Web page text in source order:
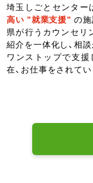
埼玉しごとセンター
高い ”就業支援” の施
県が行うカウンセリ
紹介を一体化し、相
ワンストップで支援
在、お仕事をされて